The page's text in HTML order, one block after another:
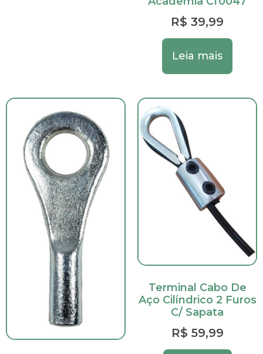
R$ 39,99
Leia mais
Terminal Cabo De
Aço Cilíndrico 2 Furos
C/ Sapata
R$ 59,99